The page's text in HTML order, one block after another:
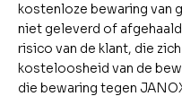
kostenloze bewaring van
niet geleverd of
risico van de klant, die
kosteloosheid van de
die bewaring tegen